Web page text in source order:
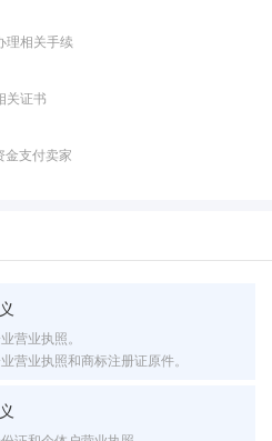
理相关手续
关证书
金支付卖家
营业执照。
营业执照和商标注册证原件。